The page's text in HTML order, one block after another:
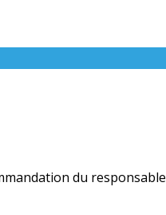
du responsable